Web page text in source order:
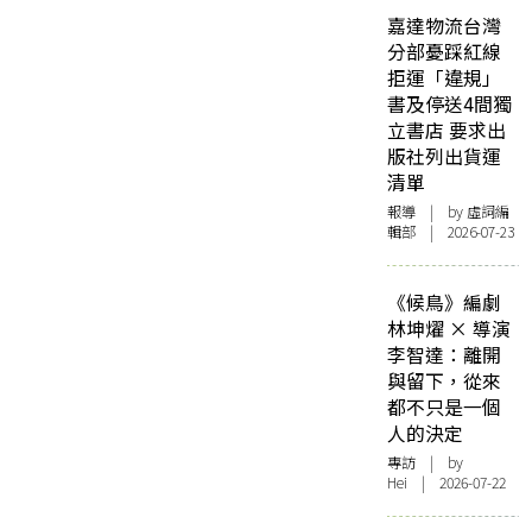
嘉達物流台灣
分部憂踩紅線
拒運「違規」
書及停送4間獨
立書店 要求出
版社列出貨運
清單
報導 | by 虛詞編
輯部 | 2026-07-23
《候鳥》編劇
林坤燿 × 導演
李智達：離開
與留下，從來
都不只是一個
人的決定
專訪 | by
Hei | 2026-07-22